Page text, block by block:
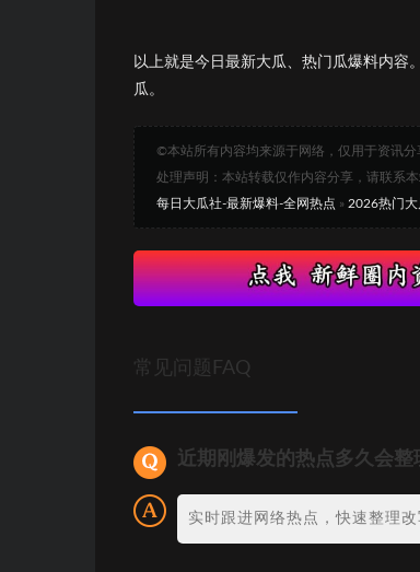
以上就是今日最新大瓜、热门瓜爆料内容
瓜。
©本站所有内容均来源于网络，仅用于资讯分
处理声明：本站转载仅作内容分享，请联系
每日大瓜社-最新爆料-全网热点 » 2026热门
常见问题FAQ
近期刚爆发的热点多久会整
实时跟进网络热点，快速整理改